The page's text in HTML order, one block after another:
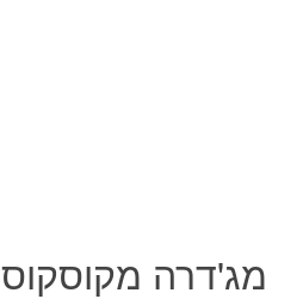
מג'דרה מקוסקוס